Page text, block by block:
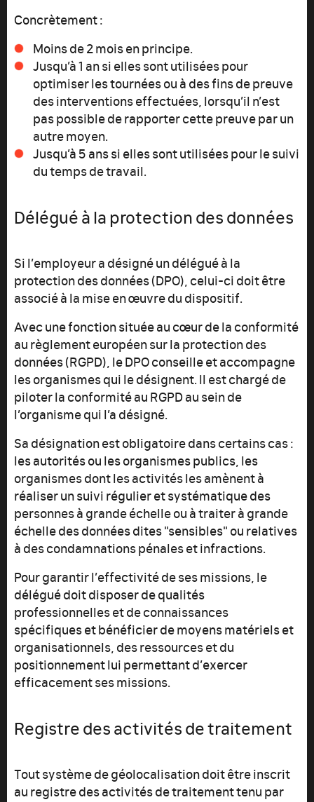
Concrètement :
Moins de 2 mois en principe.
Jusqu’à 1 an si elles sont utilisées pour
optimiser les tournées ou à des fins de preuve
des interventions effectuées, lorsqu’il n’est
pas possible de rapporter cette preuve par un
autre moyen.
Jusqu’à 5 ans si elles sont utilisées pour le suivi
du temps de travail.
Délégué à la protection des données
Si l’employeur a désigné un délégué à la
protection des données (DPO), celui-ci doit être
associé à la mise en œuvre du dispositif.
Avec une fonction située au cœur de la conformité
au règlement européen sur la protection des
données (RGPD), le DPO conseille et accompagne
les organismes qui le désignent. Il est chargé de
piloter la conformité au RGPD au sein de
l’organisme qui l’a désigné.
Sa désignation est obligatoire dans certains cas :
les autorités ou les organismes publics, les
organismes dont les activités les amènent à
réaliser un suivi régulier et systématique des
personnes à grande échelle ou à traiter à grande
échelle des données dites "sensibles" ou relatives
à des condamnations pénales et infractions.
Pour garantir l’effectivité de ses missions, le
délégué doit disposer de qualités
professionnelles et de connaissances
spécifiques et bénéficier de moyens matériels et
organisationnels, des ressources et du
positionnement lui permettant d’exercer
efficacement ses missions.
Registre des activités de traitement
Tout système de géolocalisation doit être inscrit
au registre des activités de traitement tenu par